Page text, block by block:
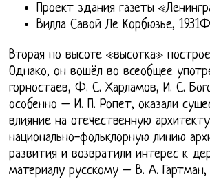
Проект здания газеты
Вилла Савой Ле Корбюзье,
Вторая по высоте «высотка»
Однако, он вошёл во всеобщее
горностаев, Ф. С. Харламов, И. С.
особенно – И. П. Ропет, оказали
влияние на отечественную
национально-фольклорную линию
развития и возвратили интерес к
материалу русскому – В. А. Гартман,